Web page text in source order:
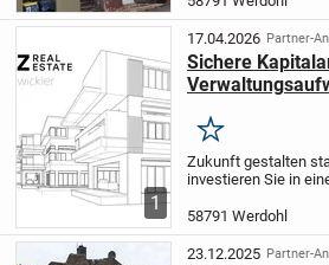
insgesamt 125 qm
Dachgeschoss und
1
17.04.2026 Partner-
Sichere
provisionsfrei
Merken
Zukunft gestalten
investieren Sie in
eine solide und
Kapitalanlage mit
Ertragsperspektiv...
58791 Werdohl
23.12.2025 Partner-